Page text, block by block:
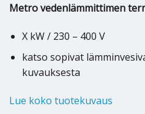
Metro vedenlämmittimen
X kW / 230 – 400 V
katso sopivat
kuvauksesta
Lue koko tuotekuvaus